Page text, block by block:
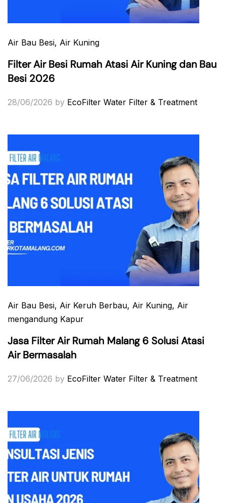
Air Bau Besi, Air Kuning
Filter Air Besi Rumah Atasi Air Kuning dan Bau
Besi 2026
28/06/2026 by EcoFilter Water Filter & Treatment
Air Bau Besi, Air Keruh Berbau, Air Kuning, Air
mengandung Kapur
Jasa Filter Air Rumah Malang 6 Solusi Atasi
Air Bermasalah
27/06/2026 by EcoFilter Water Filter & Treatment